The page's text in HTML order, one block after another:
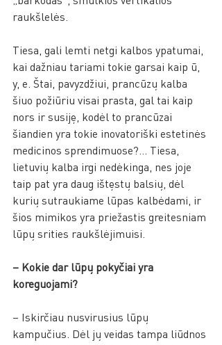
raukšlelės.
Tiesa, gali lemti netgi kalbos ypatumai,
kai dažniau tariami tokie garsai kaip ū,
y, e. Štai, pavyzdžiui, prancūzų kalba
šiuo požiūriu visai prasta, gal tai kaip
nors ir susiję, kodėl to prancūzai
šiandien yra tokie inovatoriški estetinės
medicinos sprendimuose?... Tiesa,
lietuvių kalba irgi nedėkinga, nes joje
taip pat yra daug ištęstų balsių, dėl
kurių sutraukiame lūpas kalbėdami, ir
šios mimikos yra priežastis greitesniam
lūpų srities raukšlėjimuisi.
– Kokie dar lūpų pokyčiai yra
koreguojami?
– Iskirčiau nusvirusius lūpų
kampučius. Dėl jų veidas tampa liūdnos